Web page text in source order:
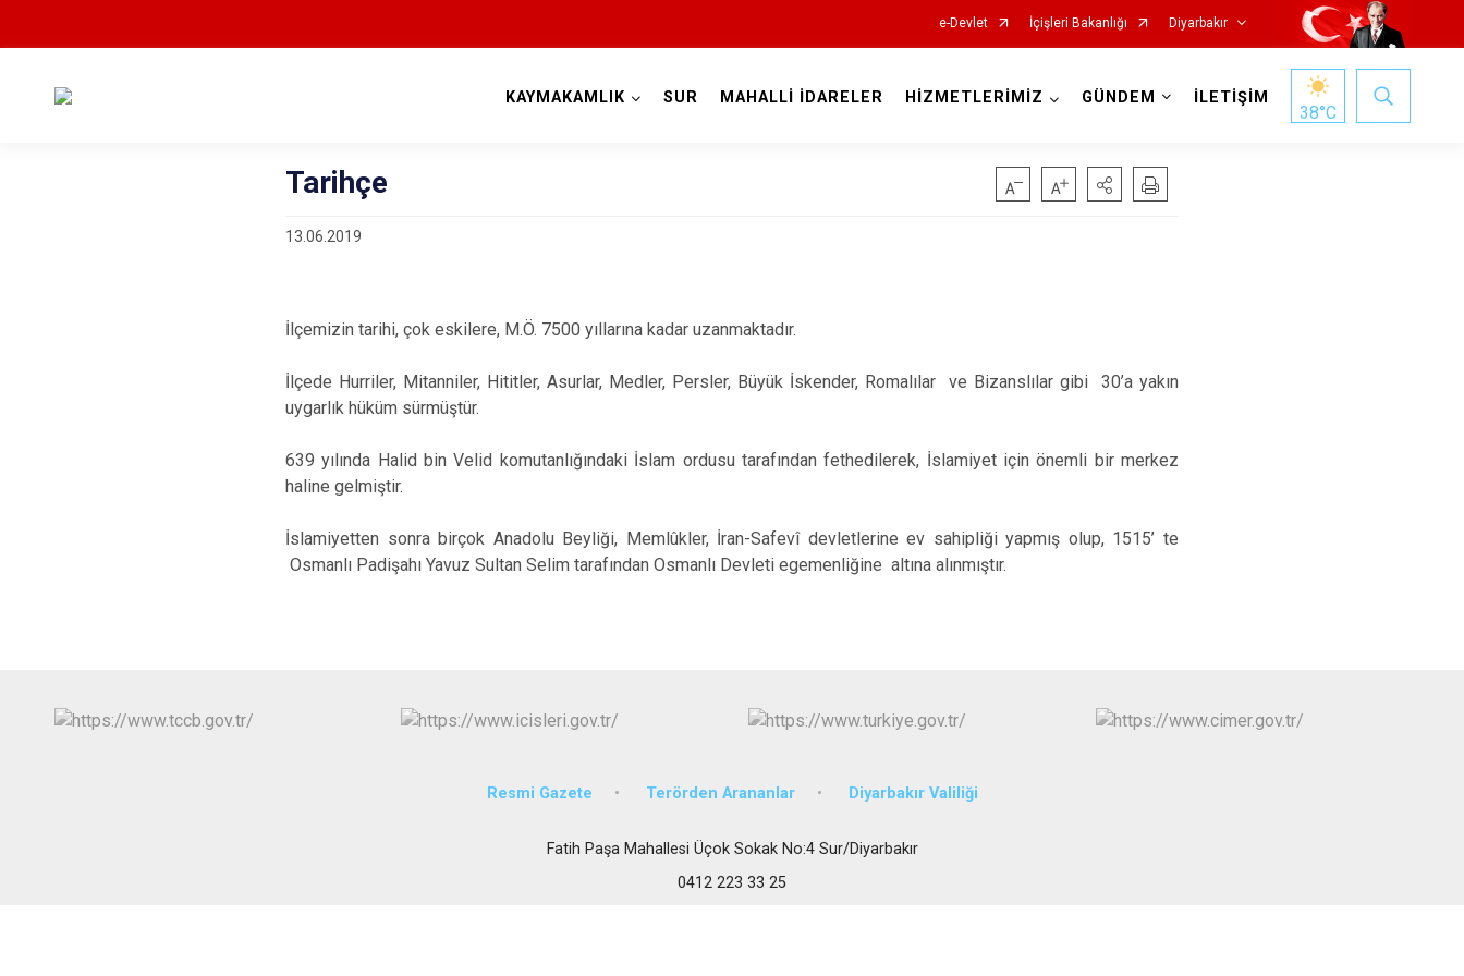
e-Devlet İçişleri Bakanlığı Diyarbakır
Çınar
Dicle
Ergani
Hani
Lice
Bağlar
Yenişehir
KAYMAKAMLIK SUR MAHALLİ İDARELER HİZMETLERİMİZ GÜNDEM İLETİŞİM
38°C
Tarihçe
13.06.2019
İlçemizin tarihi, çok eskilere, M.Ö. 7500 yıllarına kadar uzanmaktadır.
İlçede Hurriler, Mitanniler, Hititler, Asurlar, Medler, Persler, Büyük İskender, Romalılar ve Bizanslılar gibi 30’a yakın
uygarlık hüküm sürmüştür.
639 yılında Halid bin Velid komutanlığındaki İslam ordusu tarafından fethedilerek, İslamiyet için önemli bir merkez
haline gelmiştir.
İslamiyetten sonra birçok Anadolu Beyliği, Memlûkler, İran-Safevî devletlerine ev sahipliği yapmış olup, 1515’ te
Osmanlı Padişahı Yavuz Sultan Selim tarafından Osmanlı Devleti egemenliğine altına alınmıştır.
Resmi Gazete Terörden Arananlar Diyarbakır Valiliği
Fatih Paşa Mahallesi Üçok Sokak No:4 Sur/Diyarbakır
0412 223 33 25